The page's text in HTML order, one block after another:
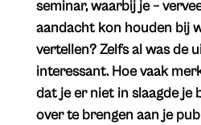
seminar, waarbij je –
aandacht kon houden bij
vertellen? Zelfs al was de
interessant. Hoe vaak
dat je er niet in slaagde je
over te brengen aan je